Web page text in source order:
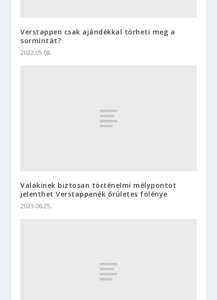
Verstappen csak ajándékkal törheti meg a
sormintát?
2022.05.08.
Valakinek biztosan történelmi mélypontot
jelenthet Verstappenék őrületes fölénye
2023.06.25.